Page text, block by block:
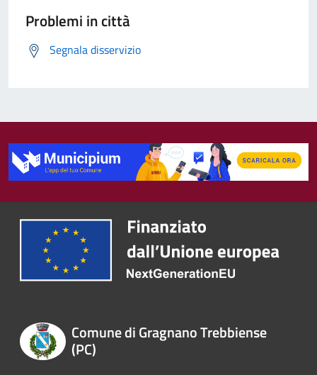
Problemi in città
Segnala disservizio
Comune di Gragnano Trebbiense
(PC)